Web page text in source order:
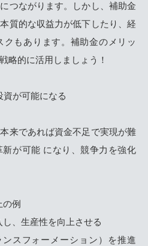
つながります。しかし、補助金
質的な収益力が低下したり、経
もあります。補助金のメリッ
略的に活用しましょう！
資が可能になる
来であれば資金不足で実現が難
が可能 になり、競争力を強化
の例
、生産性を向上させる
スフォーメーション）を推進